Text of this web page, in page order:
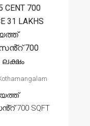
CENT 700
31 LAKHS
700
ലക്ഷം
700 SQFT